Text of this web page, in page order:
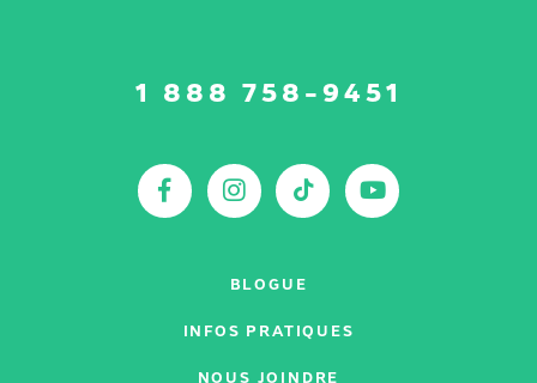
1 888 758-9451
Facebook
Instagram
TikTok
BLOGUE
INFOS PRATIQUES
NOUS JOINDRE